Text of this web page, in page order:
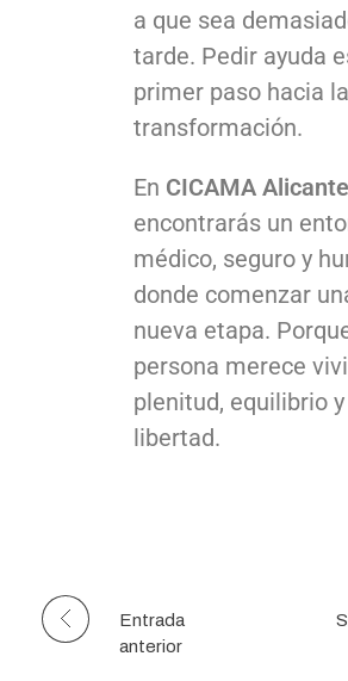
a que sea
tarde. Pedir ayuda
primer paso hacia la
transformación.
En CICAMA Alicante
encontrarás un
médico, seguro y
donde comenzar
nueva etapa.
persona merece
plenitud, equilibrio y
libertad.
Entrada
anterior